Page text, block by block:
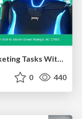
Kristin Tynski - Automating Marketing Tasks With AI
0 440